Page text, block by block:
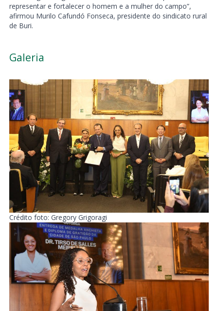
representar e fortalecer o homem e a mulher do campo”,
afirmou Murilo Cafundó Fonseca, presidente do sindicato rural
de Buri.
Galeria
Crédito foto: Gregory Grigoragi